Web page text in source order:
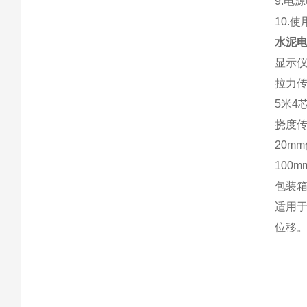
10.使
水泥
显示
拉力
5米4
挠度
包装
适用
位移